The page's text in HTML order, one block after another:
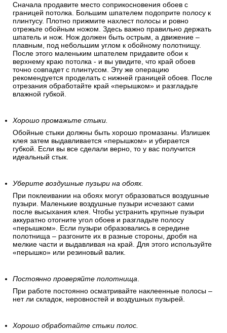
Сначала продавите место соприкосновения обоев с
границей потолка. Большим шпателем подоприте полосу к
плинтусу. Плотно прижмите нахлест полосы и ровно
отрежьте обойным ножом. Здесь важно правильно держать
шпатель и нож. Нож должен быть острым, а движение –
плавным, под небольшим углом к обойному полотнищу.
После этого маленьким шпателем придавите обои к
верхнему краю потолка - и вы увидите, что край обоев
точно совпадет с плинтусом. Эту же операцию
рекомендуется проделать с нижней границей обоев. После
отрезания обработайте край «перышком» и разгладьте
влажной губкой.
Хорошо промажьте стыки.
Обойные стыки должны быть хорошо промазаны. Излишек
клея затем выдавливается «перышком» и убирается
губкой. Если вы все сделали верно, то у вас получится
идеальный стык.
Уберите воздушные пузыри на обоях.
При поклеивании на обоях могут образоваться воздушные
пузыри. Маленькие воздушные пузыри исчезают сами
после высыхания клея. Чтобы устранить крупные пузыри
аккуратно отогните угол обоев и разгладьте полосу
«перышком». Если пузыри образовались в середине
полотнища – разгоните их в разные стороны, дробя на
мелкие части и выдавливая на край. Для этого используйте
«перышко» или резиновый валик.
Постоянно проверяйте полотнища.
При работе постоянно осматривайте наклеенные полосы –
нет ли складок, неровностей и воздушных пузырей.
Хорошо обработайте стыки полос.